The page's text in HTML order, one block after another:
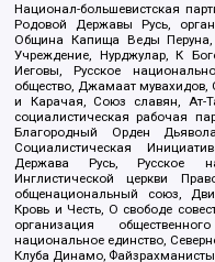
Национал-большевистская
Родовой Державы Русь,
Община Капища Веды
Учреждение, Нурджулар, К
Иеговы, Русское
общество, Джамаат
и Карачая, Союз славян, Ат-
социалистическая рабочая
Благородный Орден
Социалистическая
Держава Русь, Русское
Инглистической церкви
общенациональный союз,
Кровь и Честь, О свободе
организация
национальное единство,
Клуба Динамо,